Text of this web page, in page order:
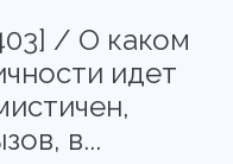
/ О каком
идет
в...